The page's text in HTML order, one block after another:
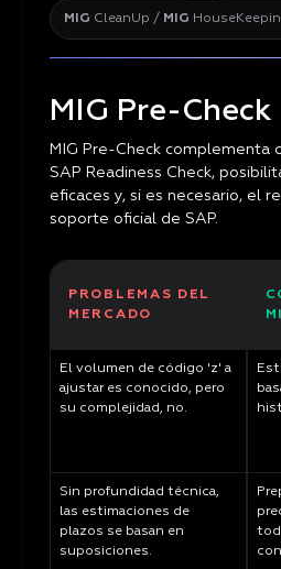
MIG CleanUp / MIG
MIG Pre-Check
MIG Pre-Check complementa
SAP Readiness Check,
eficaces y, si es necesario, el
soporte oficial de SAP.
PROBLEMAS DEL
MERCADO
El volumen de código 'z' a
ajustar es conocido, pero
su complejidad, no.
Sin profundidad técnica,
las estimaciones de
plazos se basan en
suposiciones.